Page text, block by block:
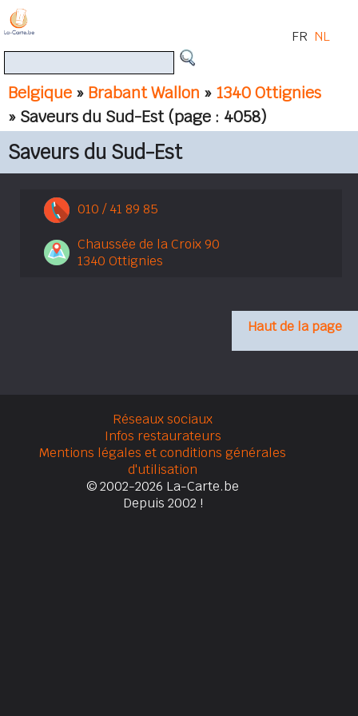
Belgique » Brabant Wallon » 1340 Ottignies
» Saveurs du Sud-Est (page : 4058)
FR NL
Saveurs du Sud-Est
010 / 41 89 85
Chaussée de la Croix 90
1340 Ottignies
Haut de la page
Réseaux sociaux
Infos restaurateurs
Mentions légales et conditions générales
d'utilisation
© 2002-2026 La-Carte.be
Depuis 2002 !